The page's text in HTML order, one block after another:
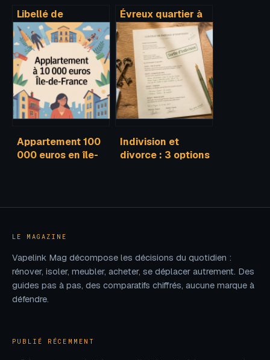
Libellé de
l’adresse : bien le
comprendre et
l’écrire sans
erreur
Évreux quartier à
éviter : guide pour
choisir où vivre en
sécurité
Appartement 100
000 euros en île-
Indivision et
divorce : 3 options
LE MAGAZINE
Vapelink Mag décompose les décisions du quotidien :
rénover, isoler, meubler, acheter, se déplacer autrement. Des
guides pas à pas, des comparatifs chiffrés, aucune marque à
défendre.
PUBLIÉ RÉCEMMENT